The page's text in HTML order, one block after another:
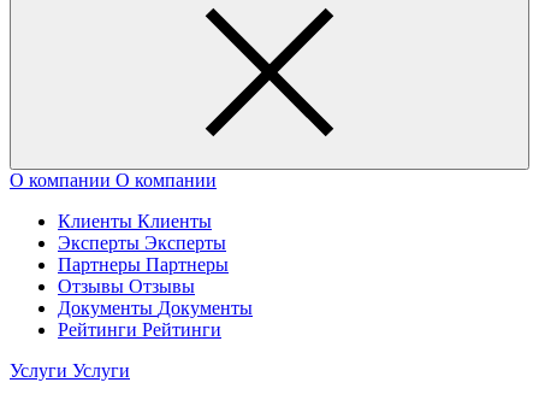
О компании О компании
Клиенты Клиенты
Эксперты Эксперты
Партнеры Партнеры
Отзывы Отзывы
Документы Документы
Рейтинги Рейтинги
Услуги Услуги